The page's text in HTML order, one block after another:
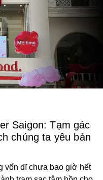
Saigon: Tạm gác
chúng ta yêu bản
vốn dĩ chưa bao giờ hết